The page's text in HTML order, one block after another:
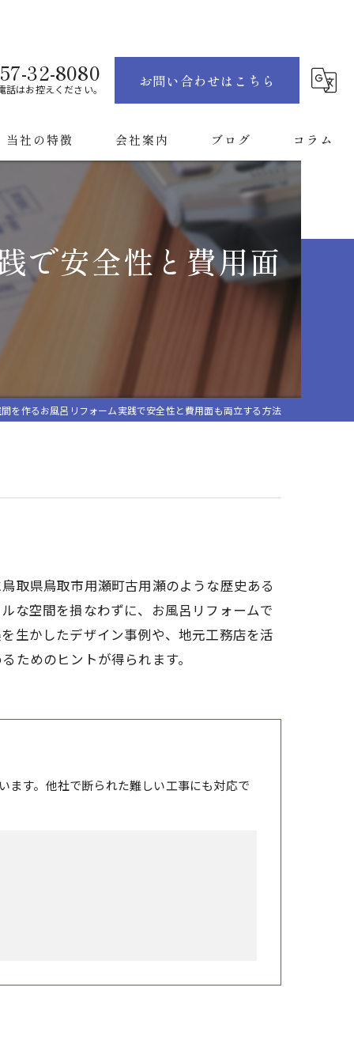
32-8080
話はお控えください。 お問い合わせはこちら
当社の特徴
キッチン
トイレ
洗面所
戸建て
会社案内 ブログ コラム
で安全性と費用面
を作るお風呂リフォーム実践で安全性と費用面も両立する方法
取県鳥取市用瀬町古用瀬のような歴史ある
な空間を損なわずに、お風呂リフォームで
生かしたデザイン事例や、地元工務店を活
ためのヒントが得られます。
ます。他社で断られた難しい工事にも対応で